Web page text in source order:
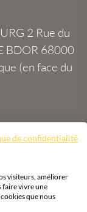
2 Rue du
BDOR 68000
(en face du
Cours or, achat
de confidentialité
visiteurs, améliorer
faire vivre une
que nous